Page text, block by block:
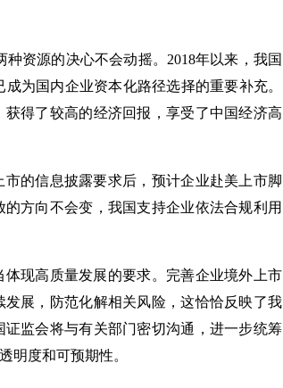
资源的决心不会动摇。2018年以来，我国
为国内企业资本化路径选择的重要补充。
得了较高的经济回报，享受了中国经济高
的信息披露要求后，预计企业赴美上市脚
方向不会变，我国支持企业依法合规利用
现高质量发展的要求。完善企业境外上市
展，防范化解相关风险，这恰恰反映了我
监会将与有关部门密切沟通，进一步统筹
明度和可预期性。